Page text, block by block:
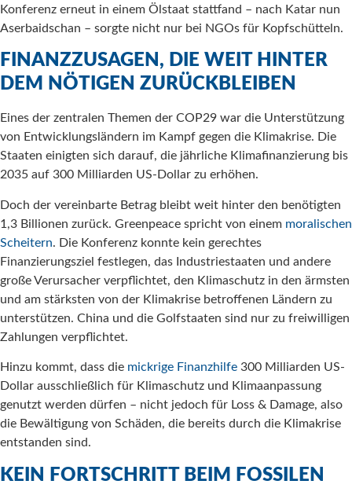
Konferenz erneut in einem Ölstaat stattfand – nach Katar nun
Aserbaidschan – sorgte nicht nur bei NGOs für Kopfschütteln.
FINANZZUSAGEN, DIE WEIT HINTER
DEM NÖTIGEN ZURÜCKBLEIBEN
Eines der zentralen Themen der COP29 war die Unterstützung
von Entwicklungsländern im Kampf gegen die Klimakrise. Die
Staaten einigten sich darauf, die jährliche Klimafinanzierung bis
2035 auf 300 Milliarden US-Dollar zu erhöhen.
Doch der vereinbarte Betrag bleibt weit hinter den benötigten
1,3 Billionen zurück. Greenpeace spricht von einem moralischen
Scheitern. Die Konferenz konnte kein gerechtes
Finanzierungsziel festlegen, das Industriestaaten und andere
große Verursacher verpflichtet, den Klimaschutz in den ärmsten
und am stärksten von der Klimakrise betroffenen Ländern zu
unterstützen. China und die Golfstaaten sind nur zu freiwilligen
Zahlungen verpflichtet.
Hinzu kommt, dass die mickrige Finanzhilfe 300 Milliarden US-
Dollar ausschließlich für Klimaschutz und Klimaanpassung
genutzt werden dürfen – nicht jedoch für Loss & Damage, also
die Bewältigung von Schäden, die bereits durch die Klimakrise
entstanden sind.
KEIN FORTSCHRITT BEIM FOSSILEN